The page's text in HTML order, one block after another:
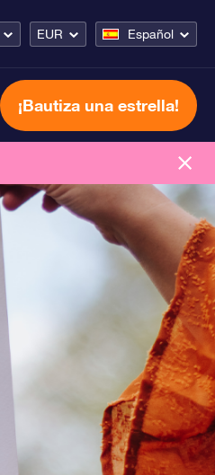
EUR Español
¡Bautiza una estrella!